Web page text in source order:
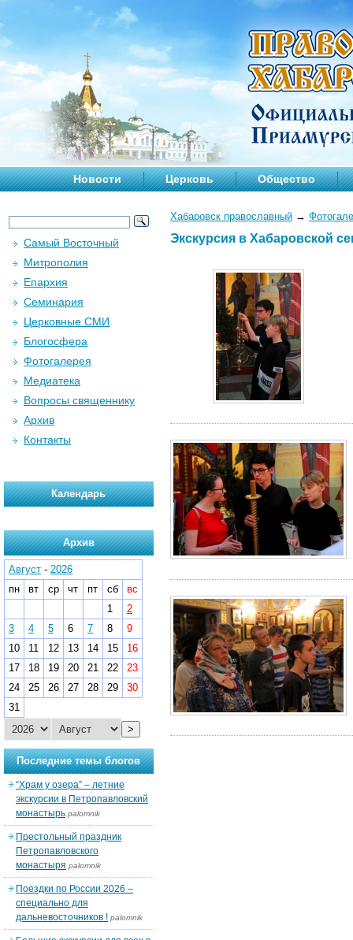
Новости Церковь Общество
Хабаровск православный →
Экскурсия в Хабаровской
Самый Восточный
Митрополия
Епархия
Семинария
Церковные СМИ
Блогосфера
Фотогалерея
Медиатека
Вопросы священнику
Архив
Контакты
Календарь
Архив
Август - 2026
пн
вт ср чт пт сб
вс
1
2
3
4 5 6 7 8
9
10
11 12 13 14 15
16
17
18 19 20 21 22
23
24
25 26 27 28 29
30
31
>
Последние темы блогов
“Храм у озера” – летние
экскурсии в Петропавловский
монастырь palomnik
Престольный праздник
Петропавловского
монастыря palomnik
Поездки по России 2026 –
специально для
дальневосточников ! palomnik